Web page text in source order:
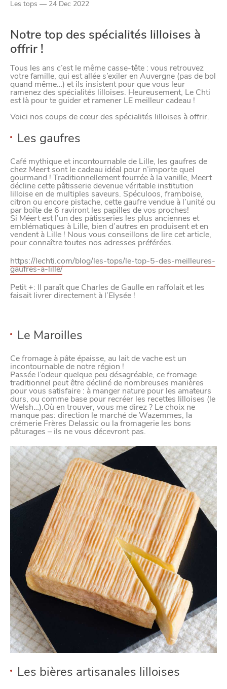
Les tops — 24 Dec 2022
Notre top des spécialités lilloises à
offrir !
Tous les ans c’est le même casse-tête : vous retrouvez
votre famille, qui est allée s’exiler en Auvergne (pas de bol
quand même…) et ils insistent pour que vous leur
ramenez des spécialités lilloises. Heureusement, Le Chti
est là pour te guider et ramener LE meilleur cadeau !
Voici nos coups de cœur des spécialités lilloises à offrir.
Les gaufres
Café mythique et incontournable de Lille, les gaufres de
chez Meert sont le cadeau idéal pour n’importe quel
gourmand ! Traditionnellement fourrée à la vanille, Meert
décline cette pâtisserie devenue véritable institution
lilloise en de multiples saveurs. Spéculoos, framboise,
citron ou encore pistache, cette gaufre vendue à l’unité ou
par boîte de 6 raviront les papilles de vos proches!
Si Méert est l’un des pâtisseries les plus anciennes et
emblématiques à Lille, bien d’autres en produisent et en
vendent à Lille ! Nous vous conseillons de lire cet article,
pour connaître toutes nos adresses préférées.
https://lechti.com/blog/les-tops/le-top-5-des-meilleures-
gaufres-a-lille/
Petit +: Il paraît que Charles de Gaulle en raffolait et les
faisait livrer directement à l’Elysée !
Le Maroilles
Ce fromage à pâte épaisse, au lait de vache est un
incontournable de notre région !
Passée l’odeur quelque peu désagréable, ce fromage
traditionnel peut être décliné de nombreuses manières
pour vous satisfaire : à manger nature pour les amateurs
durs, ou comme base pour recréer les recettes lilloises (le
Welsh…).Où en trouver, vous me direz ? Le choix ne
manque pas: direction le marché de Wazemmes, la
crémerie Frères Delassic ou la fromagerie les bons
pâturages – ils ne vous décevront pas.
Les bières artisanales lilloises
VIVRE
dans
le NORD
Paramètres de
confidentialité
apporter le meilleur service possible, nous utilisons
des cookies pour améliorer le site aux besoins des
Nos politique de confidentialité